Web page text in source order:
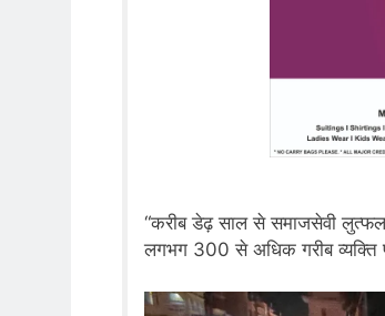
“करीब डेढ़ साल से समाजसेवी लुत्फल
लगभग 300 से अधिक गरीब व्यक्ति